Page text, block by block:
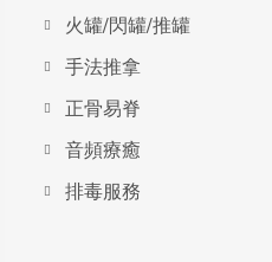
火罐/閃罐/推罐
手法推拿
正骨易脊
⾳頻療癒
排毒服務